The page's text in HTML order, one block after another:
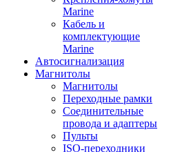
Marine
Кабель и
комплектующие
Marine
Автосигнализация
Магнитолы
Магнитолы
Переходные рамки
Соединительные
провода и адаптеры
Пульты
ISO-переходники